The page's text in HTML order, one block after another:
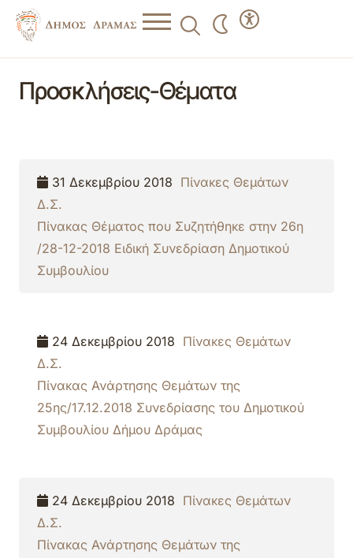
Προσκλήσεις-Θέματα
31 Δεκεμβρίου 2018 Πίνακες Θεμάτων
Δ.Σ.
Πίνακας Θέματος που Συζητήθηκε στην 26η
/28-12-2018 Ειδική Συνεδρίαση Δημοτικού
Συμβουλίου
24 Δεκεμβρίου 2018 Πίνακες Θεμάτων
Δ.Σ.
Πίνακας Ανάρτησης Θεμάτων της
25ης/17.12.2018 Συνεδρίασης του Δημοτικού
Συμβουλίου Δήμου Δράμας
24 Δεκεμβρίου 2018 Πίνακες Θεμάτων
Δ.Σ.
Πίνακας Ανάρτησης Θεμάτων της